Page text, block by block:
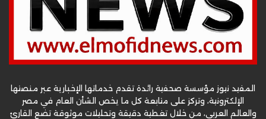
المفيد نيوز مؤسسة صحفية رائدة تقدم خدماتها الإخبارية عبر منصتها
الإلكترونية، وتركز على متابعة كل ما يخص الشأن العام في مصر
والعالم العربي، من خلال تغطية دقيقة وتحليلات موثوقة تضع القارئ